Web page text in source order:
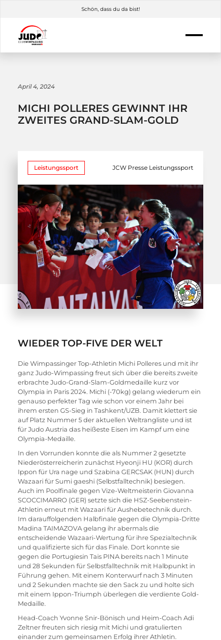
Schön, dass du da bist!
April 4, 2024
MICHI POLLERES GEWINNT IHR
ZWEITES GRAND-SLAM-GOLD
Leistungssport JCW Presse Leistungssport
WIEDER TOP-FIVE DER WELT
Die Wimpassinger Top-Athletin Michi Polleres und mit ihr
ganz Judo-Wimpassing freut sich über die bereits zweite
erbrachte Judo-Grand-Slam-Goldmedaille kurz vor
Olympia in Paris 2024. Michi (-70kg) gelang wiederum ein
genauso perfekter Tag wie schon vor einem Jahr bei
ihrem ersten GS-Sieg in Tashkent/UZB. Damit klettert sie
auf Platz Nummer 5 der aktuellen Weltrangliste und ist
für Judo Austria das heißeste Eisen im Kampf um eine
Olympia-Medaille.
In den Vorrunden konnte die als Nummer 2 gesetzte
Niederösterreicherin zunächst Hyeonji HU (KOR) durch
Ippon für Ura nage und Szabina GERCSAK (HUN) durch
Wazaari für Sumi gaeshi (Selbstfalltechnik) besiegen.
Auch im Poolfinale gegen Vize-Weltmeisterin Giovanna
SCOCCIMARRO (GER) setzte sich die HSZ-Seebenstein-
Athletin erneut mit Wazaari für Aushebetechnik durch.
Im darauffolgenden Halbfinale gegen die Olympia-Dritte
Madina TAIMAZOVA gelang ihr abermals die
entscheidende Wazaari-Wertung für ihre Spezialtechnik
und qualifizierte sich für das Finale. Dort konnte sie
gegen die Portugiesin Tais PINA bereits nach 1 Minute
und 28 Sekunden für Selbstfalltechnik mit Halbpunkt in
Führung gehen. Mit einem Konterwurf nach 3 Minuten
und 2 Sekunden machte sie den Sack zu und holte sich
mit einem Ippon-Triumph überlegen die verdiente Gold-
Medaille.
Head-Coach Yvonne Snir-Bönisch und Heim-Coach Adi
Zeltner freuten sich riesig mit Michi und gratulierten
einander zum gemeinsamen Erfolg ihrer Athletin.